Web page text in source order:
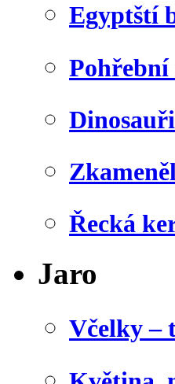
Egyptští
Pohřební
Dinosauři
Řecká
Jaro
Včelky –